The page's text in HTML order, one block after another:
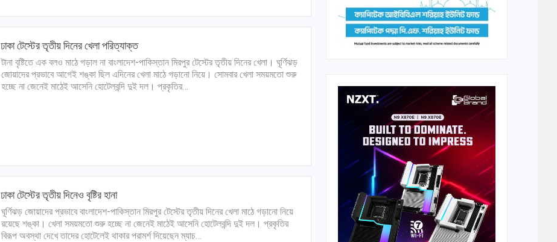
ঢাকা টেস্টের তৃতীয় দিনের খেলা পরিত্যাক্ত
টানা বৃষ্টিতে এক বলও মাঠে গড়াল না বাংলাদেশ-পাকিস্তান মিরপুর টেস্টের তৃতীয় দিনের খেলা। ঘূর্ণিঝড়
জোয়াদের প্রভাবে আগেই শঙ্কা ছিল এদিনের খেলা মাঠে গড়ানো নিয়ে। সোমবার খেলা সময়মতো শুরু
হচ্ছে না জেনেই মাঠেই আসেনি হোটেলবন্দি দুই দল। প্রকৃতির…
ঢাকা টেস্টের তৃতীয় দিনেও বৃষ্টির হানা
ঘূর্ণিঝড় জোয়াদের প্রভাবে বাংলাদেশ-পাকিস্তান মিরপুর টেস্টের তৃতীয় দিনের খেলা মাঠে গড়ানো নিয়ে
রয়েছে শঙ্কা। খেলা সময়মতো শুরু হচ্ছে না জেনেই মাঠেই আসেনি হোটেলবন্দি দুই দল। প্রকৃতির
বিরূপ অবস্থা দেখে তাদের হোটেলেই থাকার পরামর্শ দিয়েছেন ম্যাচ…